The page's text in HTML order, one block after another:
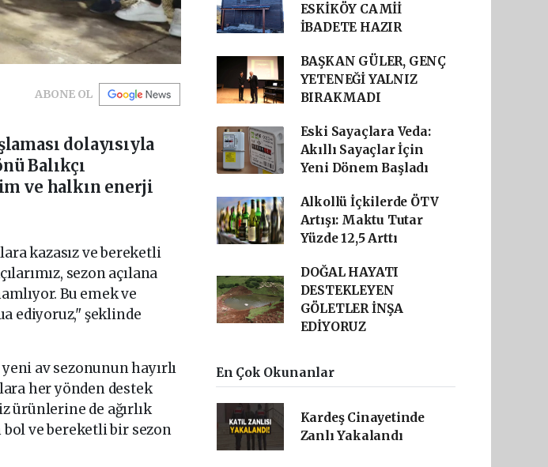
ABONE OL
dolayısıyla
Balıkçı
ve halkın enerji
kazasız ve bereketli
sezon açılana
Bu emek ve
ediyoruz," şeklinde
av sezonunun hayırlı
her yönden destek
ürünlerine de ağırlık
bol ve bereketli bir sezon
ESKİKÖY CAMİİ
İBADETE HAZIR
BAŞKAN GÜLER, GENÇ
YETENEĞİ YALNIZ
BIRAKMADI
Eski Sayaçlara Veda:
Akıllı Sayaçlar İçin
Yeni Dönem Başladı
Alkollü İçkilerde ÖTV
Artışı: Maktu Tutar
Yüzde 12,5 Arttı
DOĞAL HAYATI
DESTEKLEYEN
GÖLETLER İNŞA
EDİYORUZ
En Çok Okunanlar
Kardeş Cinayetinde
Zanlı Yakalandı